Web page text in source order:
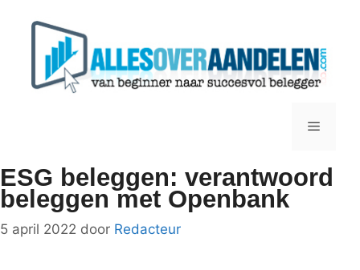
Menu
ESG beleggen: verantwoord
beleggen met Openbank
5 april 2022 door Redacteur